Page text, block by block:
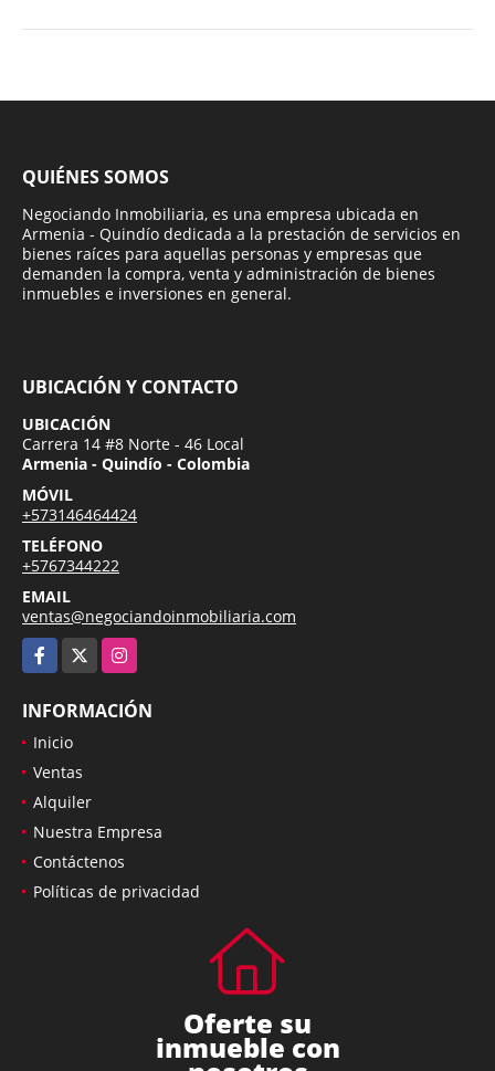
QUIÉNES SOMOS
Negociando Inmobiliaria, es una empresa ubicada en
Armenia - Quindío dedicada a la prestación de servicios en
bienes raíces para aquellas personas y empresas que
demanden la compra, venta y administración de bienes
inmuebles e inversiones en general.
UBICACIÓN Y CONTACTO
UBICACIÓN
Carrera 14 #8 Norte - 46 Local
Armenia - Quindío - Colombia
MÓVIL
+573146464424
TELÉFONO
+5767344222
EMAIL
ventas@negociandoinmobiliaria.com
Facebook
Instagram
INFORMACIÓN
Inicio
Ventas
Alquiler
Nuestra Empresa
Contáctenos
Políticas de privacidad
Oferte su
inmueble con